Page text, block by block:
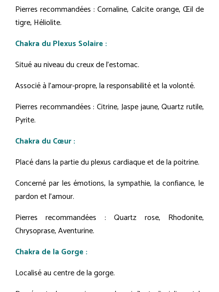
Pierres recommandées : Cornaline, Calcite orange, Œil de
tigre, Héliolite.
Chakra du Plexus Solaire :
Situé au niveau du creux de l’estomac.
Associé à l'amour-propre, la responsabilité et la volonté.
Pierres recommandées : Citrine, Jaspe jaune, Quartz rutile,
Pyrite.
Chakra du Cœur :
Placé dans la partie du plexus cardiaque et de la poitrine.
Concerné par les émotions, la sympathie, la confiance, le
pardon et l'amour.
Pierres recommandées : Quartz rose, Rhodonite,
Chrysoprase, Aventurine.
Chakra de la Gorge :
Localisé au centre de la gorge.